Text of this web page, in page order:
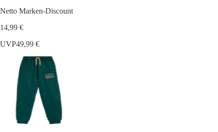
Netto Marken-Discount
14,99 €
UVP49,99 €